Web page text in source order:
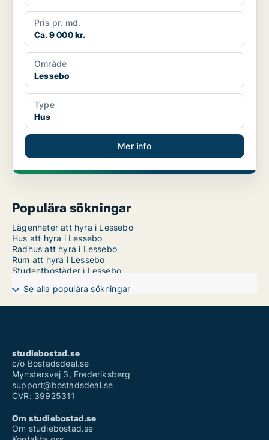
Pris pr. md.
Ca. 9 000 kr.
Område
Lessebo
Type
Hus
Mer info
Populära sökningar
Lägenheter att hyra i Lessebo
Hus att hyra i Lessebo
Radhus att hyra i Lessebo
Rum att hyra i Lessebo
Studentbostäder i Lessebo
Se alla populära sökningar
studiebostad.se
c/o Bostadsdeal.se
Mynstersvej 3, Frederiksberg
support@bostadsdeal.se
CVR: 39925311
Om studiebostad.se
Om studiebostad.se